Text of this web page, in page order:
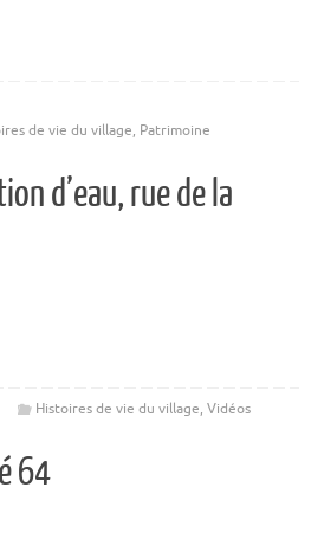
de vie du village, Patrimoine
d’eau, rue de la
Histoires de vie du village, Vidéos
64